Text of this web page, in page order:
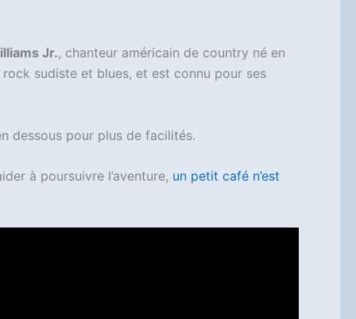
Jr., chanteur américain de country né en
sudiste et blues, et est connu pour ses
dessous pour plus de facilités.
à poursuivre l’aventure, un petit café n’est